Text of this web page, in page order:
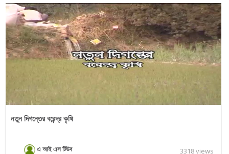
নতুন দিগন্তের বরেন্দ্র কৃষি
এ আই এস টিউব 3318 views